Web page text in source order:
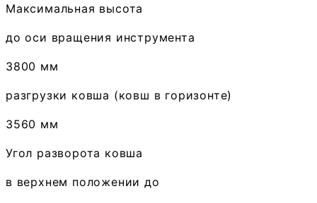
Максимальная высота
до оси вращения инструмента
3800 мм
разгрузки ковша (ковш в горизонте)
3560 мм
Угол разворота ковша
в верхнем положении до